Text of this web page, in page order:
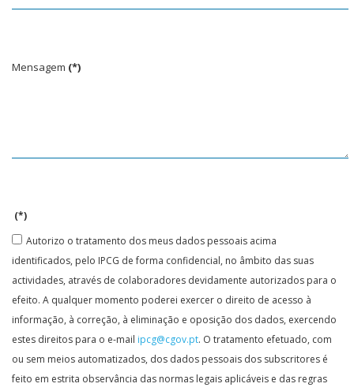
Mensagem (*)
(*)
Autorizo o tratamento dos meus dados pessoais acima
identificados, pelo IPCG de forma confidencial, no âmbito das suas
actividades, através de colaboradores devidamente autorizados para o
efeito. A qualquer momento poderei exercer o direito de acesso à
informação, à correção, à eliminação e oposição dos dados, exercendo
estes direitos para o e-mail ipcg@cgov.pt. O tratamento efetuado, com
ou sem meios automatizados, dos dados pessoais dos subscritores é
feito em estrita observância das normas legais aplicáveis e das regras